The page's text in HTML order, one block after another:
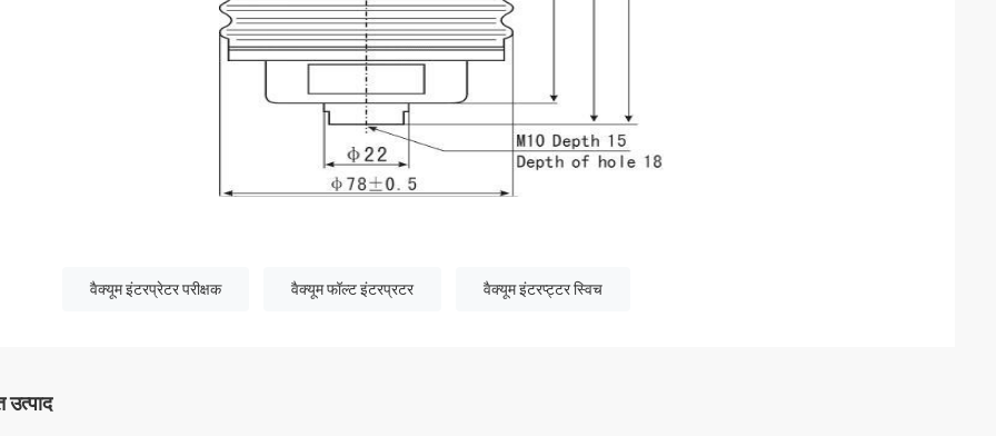
वैक्यूम इंटरप्रेटर परीक्षक वैक्यूम फॉल्ट इंटरप्रटर वैक्यूम इंटरप्ट्टर स्विच